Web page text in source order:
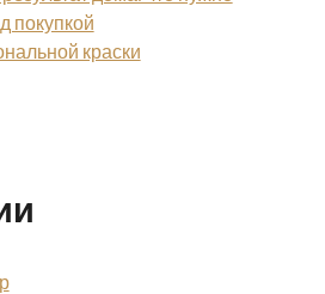
покупкой
краски